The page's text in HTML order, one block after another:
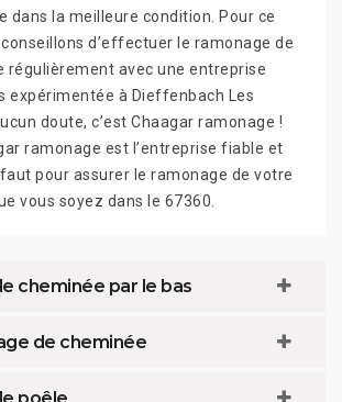
dans la meilleure condition. Pour ce
d’effectuer le ramonage de
régulièrement avec une entreprise
expérimentée à Dieffenbach Les
doute, c’est Chaagar ramonage !
ramonage est l’entreprise fiable et
faut pour assurer le ramonage de votre
vous soyez dans le 67360.
cheminée par le bas
de cheminée
poêle